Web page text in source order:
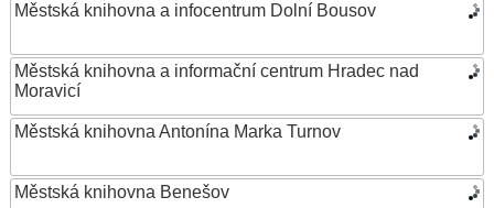
Městská knihovna a infocentrum Dolní Bousov
Městská knihovna a informační centrum Hradec nad
Moravicí
Městská knihovna Antonína Marka Turnov
Městská knihovna Benešov